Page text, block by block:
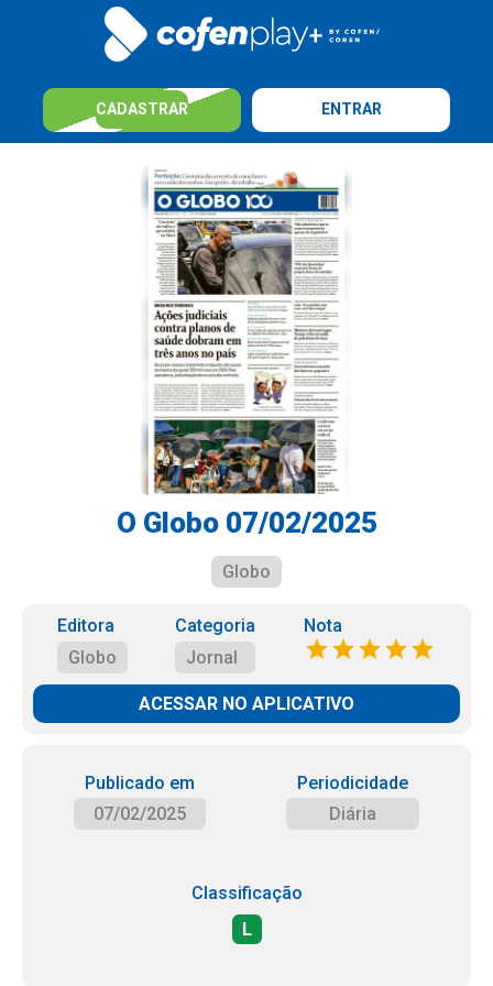
CADASTRAR ENTRAR
O Globo 07/02/2025
Globo
Editora
Globo
Categoria
Jornal
Nota
ACESSAR NO APLICATIVO
Publicado em
07/02/2025
Periodicidade
Diária
Classificação
L